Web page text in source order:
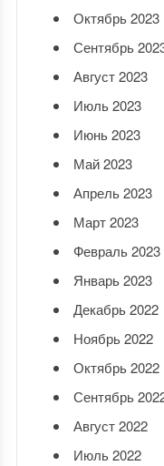
Октябрь 2023
Сентябрь
Август 2023
Июль 2023
Июнь 2023
Май 2023
Апрель 2023
Март 2023
Февраль 2023
Январь 2023
Декабрь 2022
Ноябрь 2022
Октябрь 2022
Сентябрь
Август 2022
Июль 2022